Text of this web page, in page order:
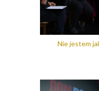
Nie jestem